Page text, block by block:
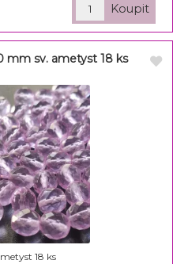
mm sv. ametyst 18 ks
18 ks